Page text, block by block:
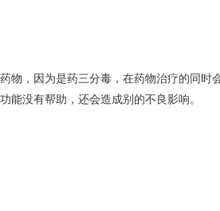
，因为是药三分毒，在药物治疗的同时
能没有帮助，还会造成别的不良影响。